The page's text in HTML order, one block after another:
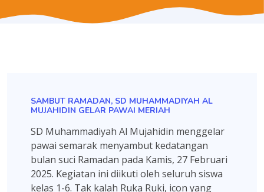
SAMBUT RAMADAN, SD MUHAMMADIYAH AL
MUJAHIDIN GELAR PAWAI MERIAH
SD Muhammadiyah Al Mujahidin menggelar
pawai semarak menyambut kedatangan
bulan suci Ramadan pada Kamis, 27 Februari
2025. Kegiatan ini diikuti oleh seluruh siswa
kelas 1-6. Tak kalah Ruka Ruki, icon yang